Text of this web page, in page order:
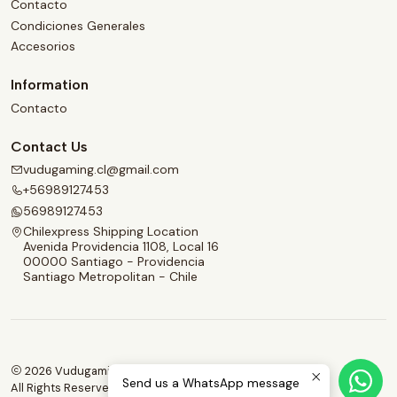
Contacto
Condiciones Generales
Accesorios
Information
Contacto
Contact Us
vudugaming.cl@gmail.com
+56989127453
56989127453
Chilexpress Shipping Location
Avenida Providencia 1108, Local 16
00000 Santiago - Providencia
Santiago Metropolitan - Chile
2026 Vudugaming.
All Rights Reserved.
Powered by Jumpseller.
Send us a WhatsApp message